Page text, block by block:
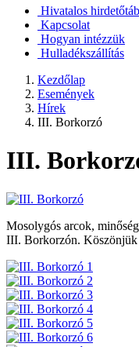
Hivatalos
Kapcsolat
Hogyan intézzük
Hulladékszállítás
Kezdőlap
Események
Hírek
III. Borkorzó
III.
Mosolygós arcok,
III. Borkorzón.